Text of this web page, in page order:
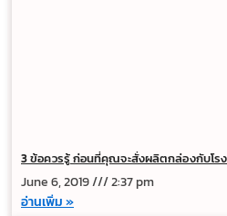
3 ข้อควรรู้ ก่อนที่คุณจะสั่งผลิตกล่องกับโร
June 6, 2019
2:37 pm
อ่านเพิ่ม »